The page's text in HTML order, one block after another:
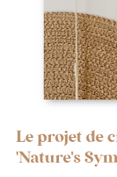
Le projet de
'Nature's